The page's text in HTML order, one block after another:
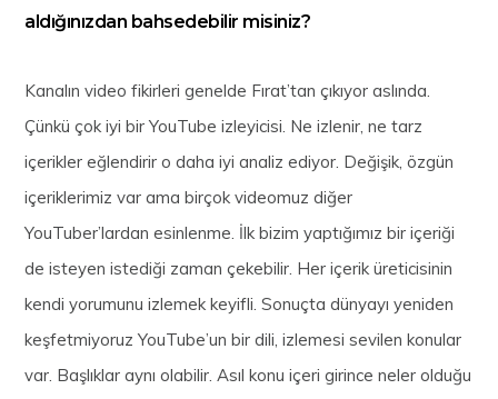
aldığınızdan bahsedebilir misiniz?
Kanalın video fikirleri genelde Fırat’tan çıkıyor aslında.
Çünkü çok iyi bir YouTube izleyicisi. Ne izlenir, ne tarz
içerikler eğlendirir o daha iyi analiz ediyor. Değişik, özgün
içeriklerimiz var ama birçok videomuz diğer
YouTuber’lardan esinlenme. İlk bizim yaptığımız bir içeriği
de isteyen istediği zaman çekebilir. Her içerik üreticisinin
kendi yorumunu izlemek keyifli. Sonuçta dünyayı yeniden
keşfetmiyoruz YouTube’un bir dili, izlemesi sevilen konular
var. Başlıklar aynı olabilir. Asıl konu içeri girince neler olduğu